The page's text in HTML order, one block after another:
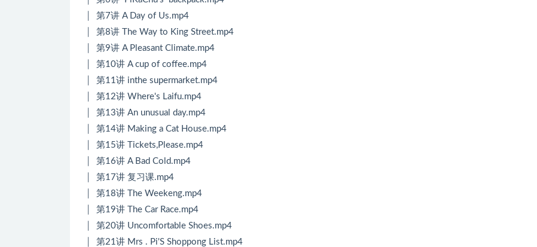
│ 第7讲 A Day of Us.mp4
│ 第8讲 The Way to King Street.mp4
│ 第9讲 A Pleasant Climate.mp4
│ 第10讲 A cup of coffee.mp4
│ 第11讲 inthe supermarket.mp4
│ 第12讲 Where's Laifu.mp4
│ 第13讲 An unusual day.mp4
│ 第14讲 Making a Cat House.mp4
│ 第15讲 Tickets,Please.mp4
│ 第16讲 A Bad Cold.mp4
│ 第17讲 复习课.mp4
│ 第18讲 The Weekeng.mp4
│ 第19讲 The Car Race.mp4
│ 第20讲 Uncomfortable Shoes.mp4
│ 第21讲 Mrs . Pi'S Shoppong List.mp4